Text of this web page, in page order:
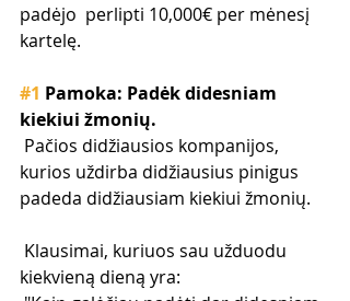
padėjo  perlipti 10,000€ per mėnesį
kartelę.
#1 Pamoka: Padėk didesniam
kiekiui žmonių.
kurios uždirba didžiausius pinigus
padeda didžiausiam kiekiui žmonių.
kiekvieną dieną yra: